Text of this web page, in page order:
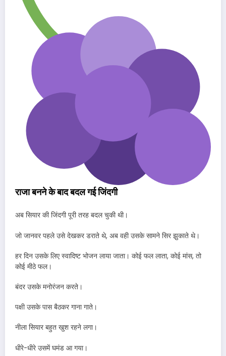
राजा बनने के बाद बदल गई जिंदगी
अब सियार की जिंदगी पूरी तरह बदल चुकी थी।
जो जानवर पहले उसे देखकर डराते थे, अब वही उसके सामने सिर झुकाते थे।
हर दिन उसके लिए स्वादिष्ट भोजन लाया जाता। कोई फल लाता, कोई मांस, तो
कोई मीठे फल।
बंदर उसके मनोरंजन करते।
पक्षी उसके पास बैठकर गाना गाते।
नीला सियार बहुत खुश रहने लगा।
धीरे-धीरे उसमें घमंड आ गया।